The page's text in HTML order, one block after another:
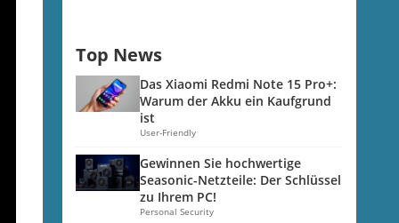
Top News
Das Xiaomi Redmi Note 15 Pro+:
Warum der Akku ein Kaufgrund
ist
User-Friendly
Gewinnen Sie hochwertige
Seasonic-Netzteile: Der Schlüssel
zu Ihrem PC!
Personal Security